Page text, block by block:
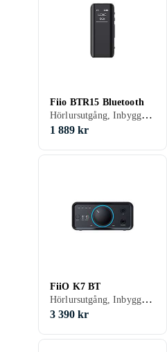
Fiio BTR15 Bluetooth
Hörlursutgång, Inbyggd D/A-omvandlare, USB-kontakt
1 889 kr
FiiO K7 BT
Hörlursutgång, Inbyggd D/A-omvandlare
3 390 kr